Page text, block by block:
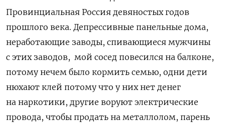
Провинциальная Россия девяностых годов
прошлого века. Депрессивные панельные дома,
неработающие заводы, спивающиеся мужчины
с этих заводов, мой сосед повесился на балконе,
потому нечем было кормить семью, одни дети
нюхают клей потому что у них нет денег
на наркотики, другие воруют электрические
провода, чтобы продать на металлолом, парень